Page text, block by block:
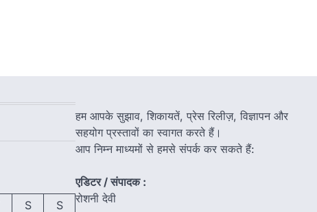
S S
हम आपके सुझाव, शिकायतें, प्रेस रिलीज़, विज्ञापन और
सहयोग प्रस्तावों का स्वागत करते हैं।
आप निम्न माध्यमों से हमसे संपर्क कर सकते हैं:
एडिटर / संपादक :
रोशनी देवी